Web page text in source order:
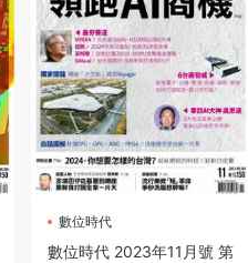
數位時代
數位時代 2023年11月號 第